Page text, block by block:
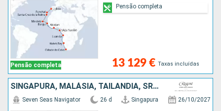
Pensão completa 13 129 € Taxas incluídas
Pensão completa
SINGAPURA, MALÁSIA, TAILÂNDIA, SRI LANKA, MALDIVAS, SEYCHELLES, MADAGÁSCAR, FRANÇA, MOÇAMBIQUE, AFRICA DO SUL
Seven Seas Navigator 26 d Singapura 26/10/2027